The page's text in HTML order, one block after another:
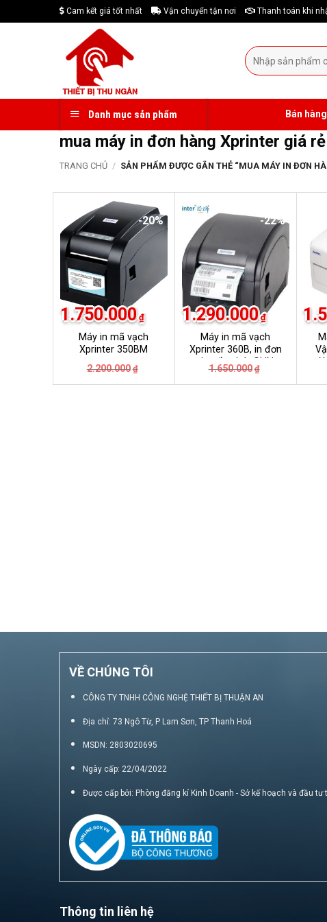
to
Cam kết giá tốt nhất Vận chuyển tận nơi Thanh toán khi
Tìm
kiếm:
Danh mục sản phẩm Bán
mua máy in đơn hàng Xprinter giá
TRANG CHỦ / SẢN PHẨM ĐƯỢC GẮN THẺ “MUA MÁY IN ĐƠN
-20%
Máy in mã vạch
Xprinter 350BM
2.200.000 ₫
là:
1.750.000 ₫
tại
-22%
Máy in mã vạch
Xprinter 360B, in đơn
chuyển phát GHN,
GHTK, Viettel Post,
VNpost, Best, J&T
1.650.000 ₫
là:
1.290.000 ₫
tại
VỀ CHÚNG TÔI
CÔNG TY TNHH CÔNG NGHỆ THIẾT BỊ THUẬN AN
Địa chỉ: 73 Ngô Từ, P Lam Sơn, TP Thanh Hoá
MSDN: 2803020695
Ngày cấp: 22/04/2022
Được cấp bởi: Phòng đăng kí Kinh Doanh - Sở kế hoạch và đầu tư
Thông tin liên hệ